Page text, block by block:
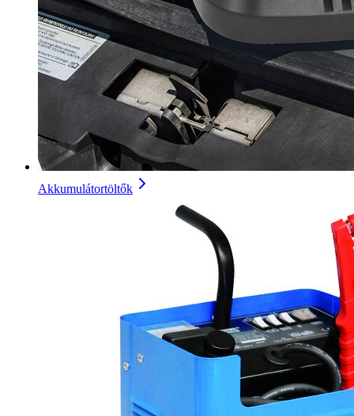
Akkumulátortöltők